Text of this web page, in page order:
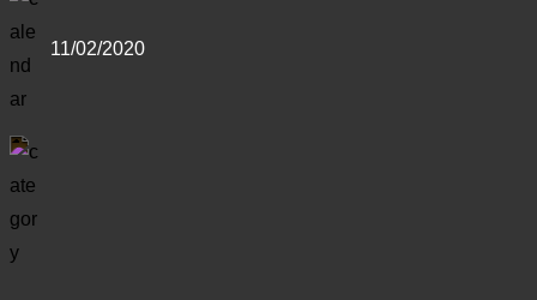
11/02/2020